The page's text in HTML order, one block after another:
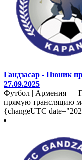
Гандзасар - Пюник
27.09.2025
Футбол | Армения —
прямую трансляцию
{changeUTC